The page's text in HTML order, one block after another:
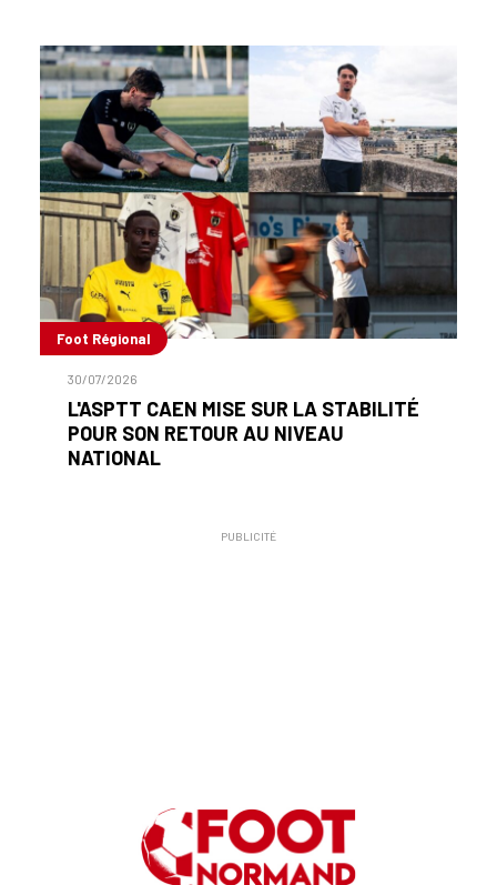
Foot Régional
30/07/2026
L'ASPTT CAEN MISE SUR LA STABILITÉ
POUR SON RETOUR AU NIVEAU
NATIONAL
PUBLICITÉ